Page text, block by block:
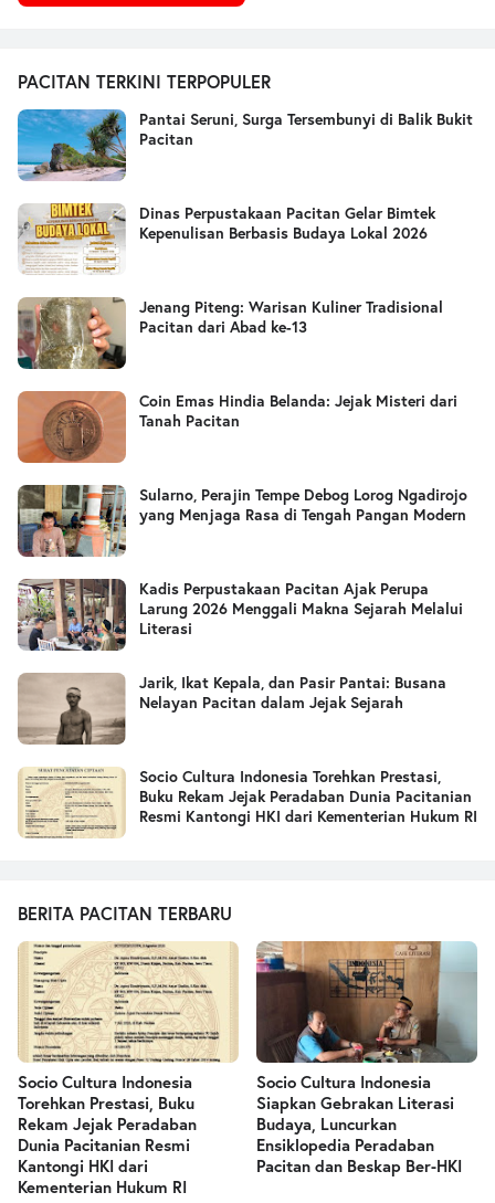
PACITAN TERKINI TERPOPULER
Pantai Seruni, Surga Tersembunyi di Balik Bukit
Pacitan
Dinas Perpustakaan Pacitan Gelar Bimtek
Kepenulisan Berbasis Budaya Lokal 2026
Jenang Piteng: Warisan Kuliner Tradisional
Pacitan dari Abad ke-13
Coin Emas Hindia Belanda: Jejak Misteri dari
Tanah Pacitan
Sularno, Perajin Tempe Debog Lorog Ngadirojo
yang Menjaga Rasa di Tengah Pangan Modern
Kadis Perpustakaan Pacitan Ajak Perupa
Larung 2026 Menggali Makna Sejarah Melalui
Literasi
Jarik, Ikat Kepala, dan Pasir Pantai: Busana
Nelayan Pacitan dalam Jejak Sejarah
Socio Cultura Indonesia Torehkan Prestasi,
Buku Rekam Jejak Peradaban Dunia Pacitanian
Resmi Kantongi HKI dari Kementerian Hukum RI
BERITA PACITAN TERBARU
Socio Cultura Indonesia
Torehkan Prestasi, Buku
Rekam Jejak Peradaban
Dunia Pacitanian Resmi
Kantongi HKI dari
Kementerian Hukum RI
Socio Cultura Indonesia
Siapkan Gebrakan Literasi
Budaya, Luncurkan
Ensiklopedia Peradaban
Pacitan dan Beskap Ber-HKI